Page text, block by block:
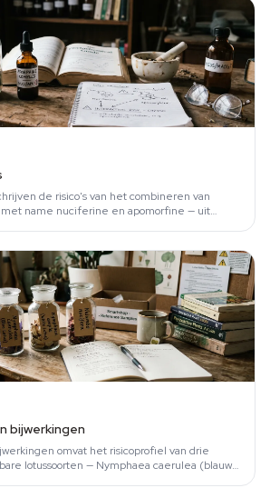
de risico's van het combineren van
name nuciferine en apomorfine — uit
bijwerkingen
omvat het risicoprofiel van drie
lotussoorten — Nymphaea caerulea (blauwe